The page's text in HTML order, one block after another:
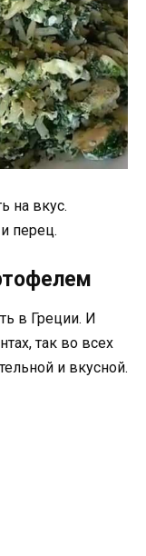
на вкус.
перец.
в Греции. И
так во всех
и вкусной.